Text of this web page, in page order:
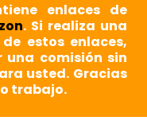
enlaces de
. Si realiza una
estos enlaces,
una comisión sin
usted. Gracias
trabajo.